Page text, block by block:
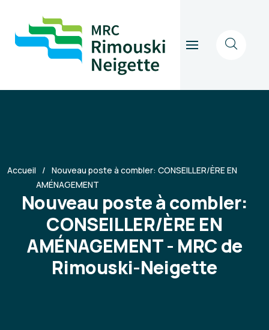
Accueil
Nouveau poste à combler: CONSEILLER/ÈRE EN
AMÉNAGEMENT
Nouveau poste à combler:
CONSEILLER/ÈRE EN
AMÉNAGEMENT - MRC de
Rimouski-Neigette